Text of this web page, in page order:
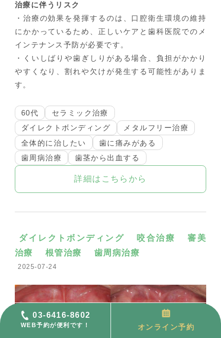
治療に伴うリスク
・治療の効果を発揮するのは、口腔衛生環境の維持
にかかっているため、正しいケアと歯科医院でのメ
インテナンス予防が必要です。
・くいしばりや歯ぎしりがある場合、負担がかかり
やすくなり、割れや欠けが発生する可能性がありま
す。
60代
セラミック治療
ダイレクトボンディング
メタルフリー治療
全体的に治したい
歯に痛みがある
歯周病治療
歯茎から出血する
詳細はこちらから
ダイレクトボンディング 咬合治療
審美
治療
根管治療 歯周病治療
2025-07-24
03-6416-8602
WEB予約が便利です！ オンライン予約